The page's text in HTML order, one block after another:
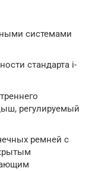
системами
стандарта i-
регулируемый
ремней с